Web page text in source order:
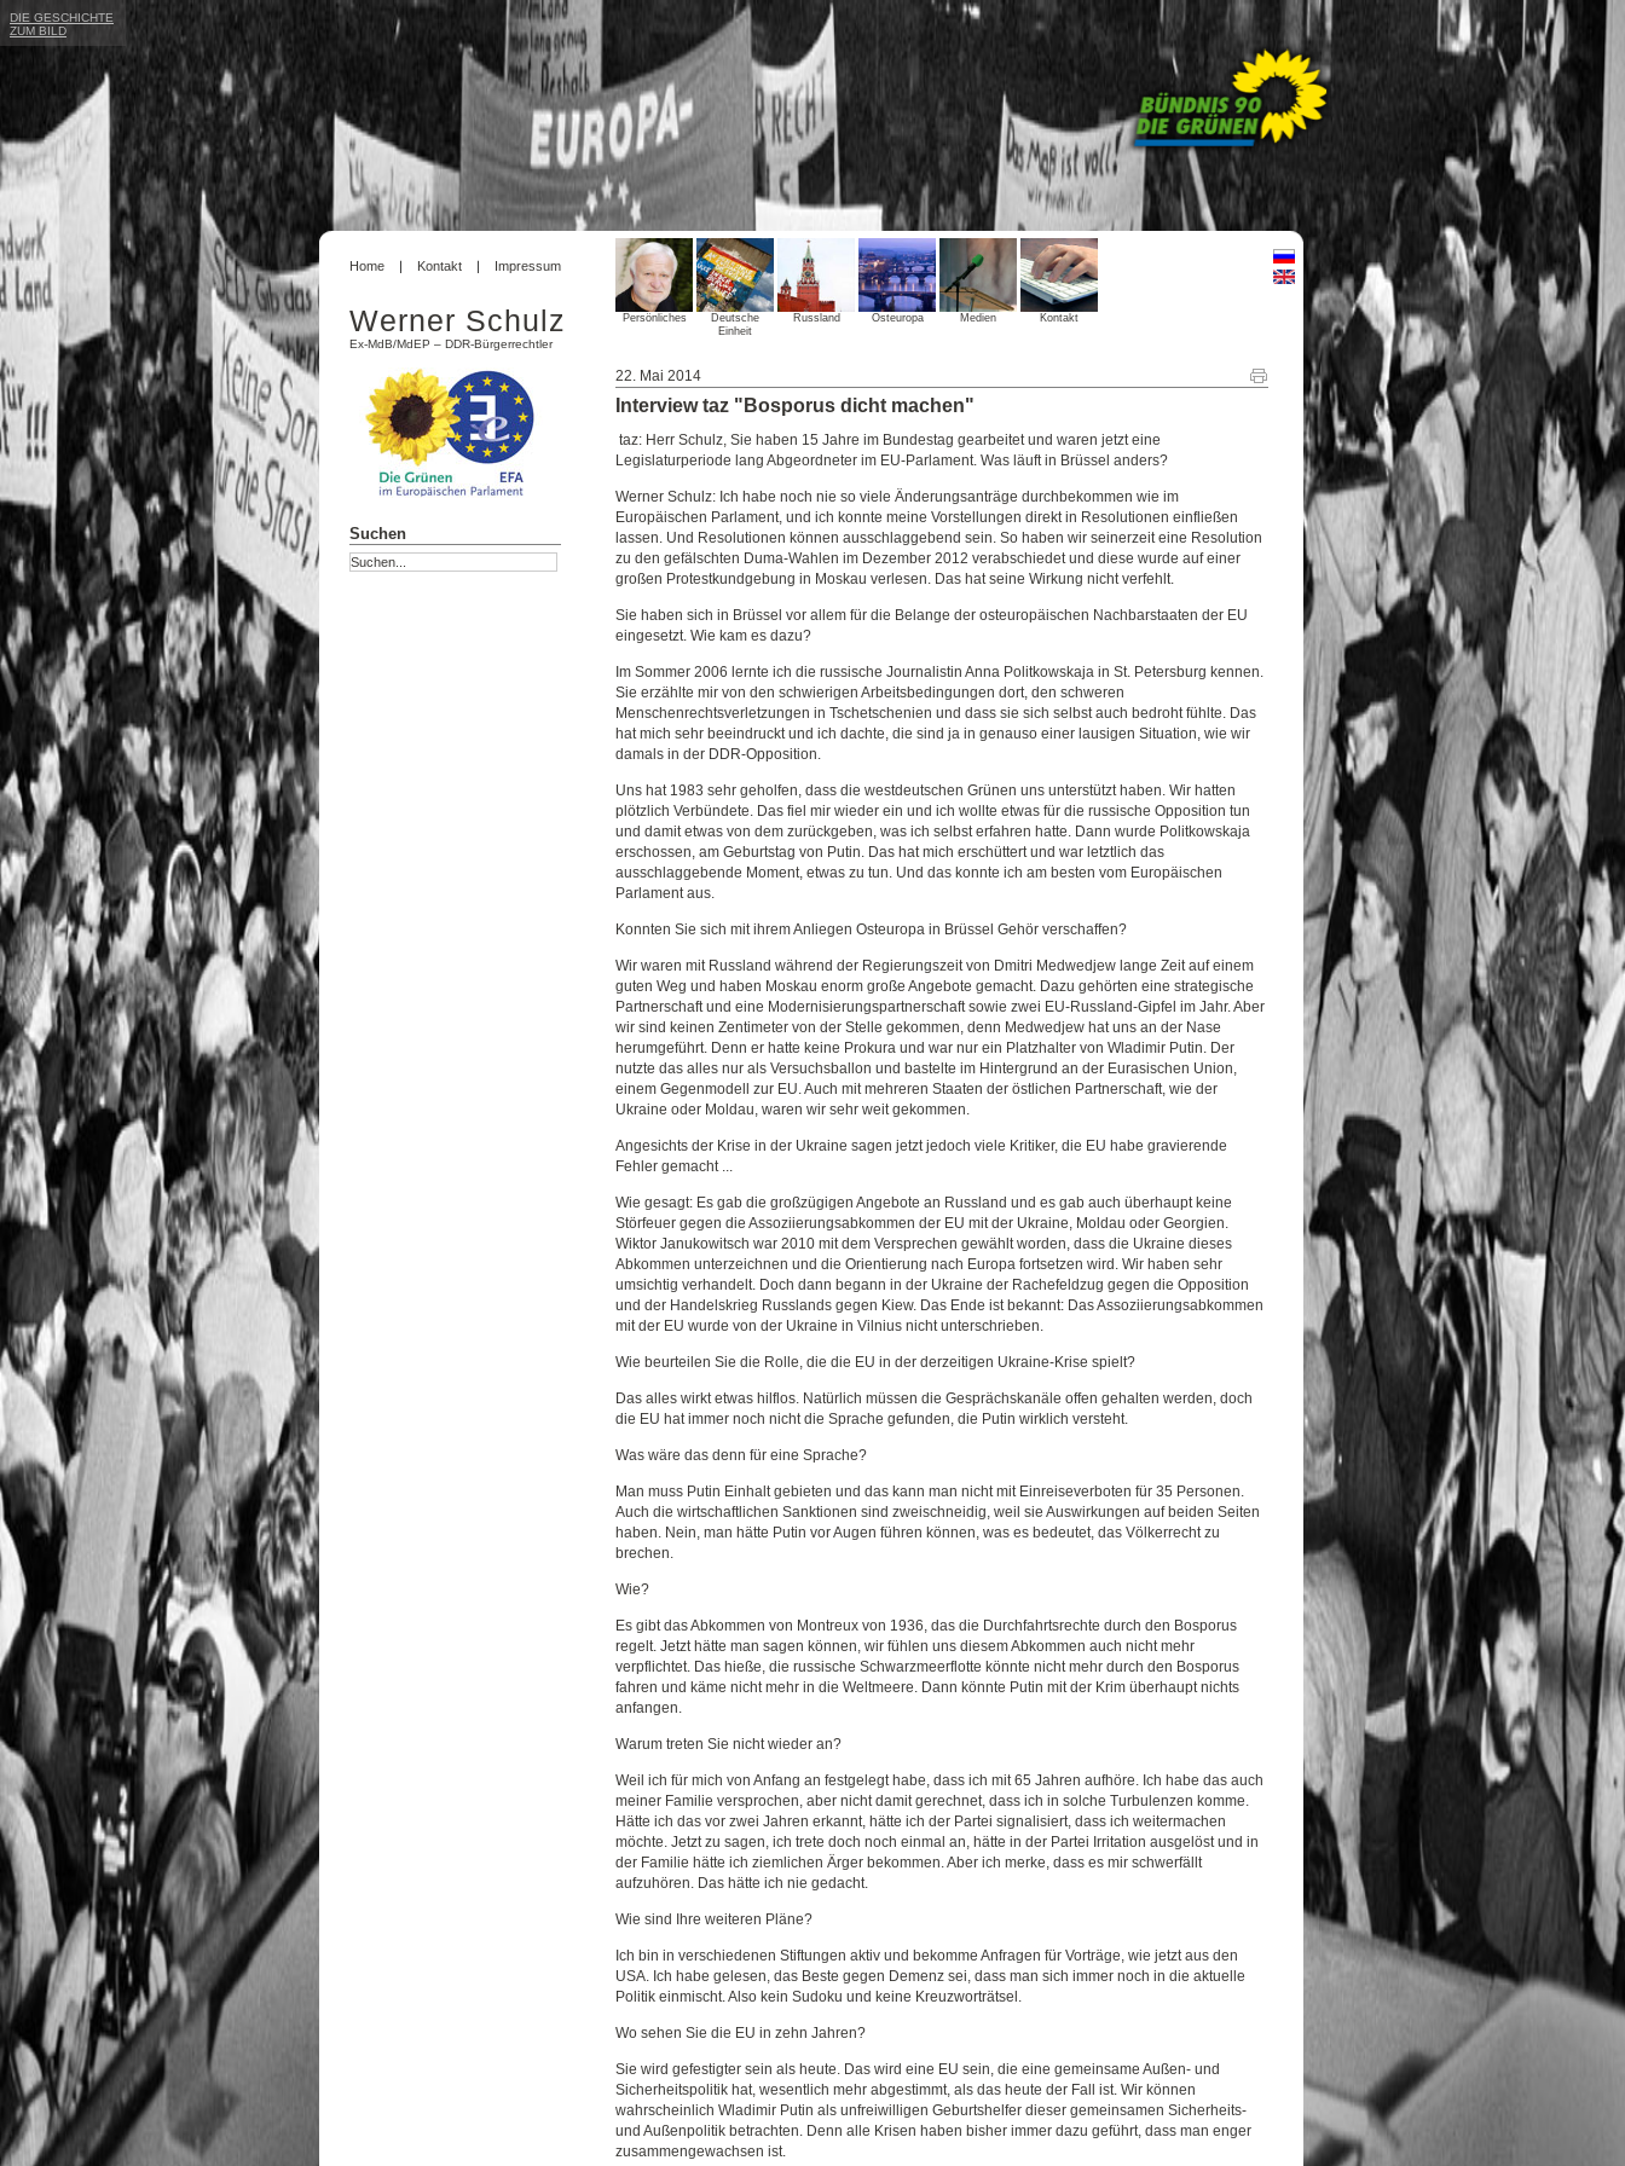
22. Mai 2014
Interview taz "Bosporus dicht machen"
taz: Herr Schulz, Sie haben 15 Jahre im Bundestag gearbeitet und waren jetzt eine
Legislaturperiode lang Abgeordneter im EU-Parlament. Was läuft in Brüssel anders?
Werner Schulz: Ich habe noch nie so viele Änderungsanträge durchbekommen wie im
Europäischen Parlament, und ich konnte meine Vorstellungen direkt in Resolutionen einfließen
lassen. Und Resolutionen können ausschlaggebend sein. So haben wir seinerzeit eine Resolution
zu den gefälschten Duma-Wahlen im Dezember 2012 verabschiedet und diese wurde auf einer
großen Protestkundgebung in Moskau verlesen. Das hat seine Wirkung nicht verfehlt.
Sie haben sich in Brüssel vor allem für die Belange der osteuropäischen Nachbarstaaten der EU
eingesetzt. Wie kam es dazu?
Im Sommer 2006 lernte ich die russische Journalistin Anna Politkowskaja in St. Petersburg kennen.
Sie erzählte mir von den schwierigen Arbeitsbedingungen dort, den schweren
Menschenrechtsverletzungen in Tschetschenien und dass sie sich selbst auch bedroht fühlte. Das
hat mich sehr beeindruckt und ich dachte, die sind ja in genauso einer lausigen Situation, wie wir
damals in der DDR-Opposition.
Uns hat 1983 sehr geholfen, dass die westdeutschen Grünen uns unterstützt haben. Wir hatten
plötzlich Verbündete. Das fiel mir wieder ein und ich wollte etwas für die russische Opposition tun
und damit etwas von dem zurückgeben, was ich selbst erfahren hatte. Dann wurde Politkowskaja
erschossen, am Geburtstag von Putin. Das hat mich erschüttert und war letztlich das
ausschlaggebende Moment, etwas zu tun. Und das konnte ich am besten vom Europäischen
Parlament aus.
Konnten Sie sich mit ihrem Anliegen Osteuropa in Brüssel Gehör verschaffen?
Wir waren mit Russland während der Regierungszeit von Dmitri Medwedjew lange Zeit auf einem
guten Weg und haben Moskau enorm große Angebote gemacht. Dazu gehörten eine strategische
Partnerschaft und eine Modernisierungspartnerschaft sowie zwei EU-Russland-Gipfel im Jahr. Aber
wir sind keinen Zentimeter von der Stelle gekommen, denn Medwedjew hat uns an der Nase
herumgeführt. Denn er hatte keine Prokura und war nur ein Platzhalter von Wladimir Putin. Der
nutzte das alles nur als Versuchsballon und bastelte im Hintergrund an der Eurasischen Union,
einem Gegenmodell zur EU. Auch mit mehreren Staaten der östlichen Partnerschaft, wie der
Ukraine oder Moldau, waren wir sehr weit gekommen.
Angesichts der Krise in der Ukraine sagen jetzt jedoch viele Kritiker, die EU habe gravierende
Fehler gemacht ...
Wie gesagt: Es gab die großzügigen Angebote an Russland und es gab auch überhaupt keine
Störfeuer gegen die Assoziierungsabkommen der EU mit der Ukraine, Moldau oder Georgien.
Wiktor Janukowitsch war 2010 mit dem Versprechen gewählt worden, dass die Ukraine dieses
Abkommen unterzeichnen und die Orientierung nach Europa fortsetzen wird. Wir haben sehr
umsichtig verhandelt. Doch dann begann in der Ukraine der Rachefeldzug gegen die Opposition
und der Handelskrieg Russlands gegen Kiew. Das Ende ist bekannt: Das Assoziierungsabkommen
mit der EU wurde von der Ukraine in Vilnius nicht unterschrieben.
Wie beurteilen Sie die Rolle, die die EU in der derzeitigen Ukraine-Krise spielt?
Das alles wirkt etwas hilflos. Natürlich müssen die Gesprächskanäle offen gehalten werden, doch
die EU hat immer noch nicht die Sprache gefunden, die Putin wirklich versteht.
Was wäre das denn für eine Sprache?
Man muss Putin Einhalt gebieten und das kann man nicht mit Einreiseverboten für 35 Personen.
Auch die wirtschaftlichen Sanktionen sind zweischneidig, weil sie Auswirkungen auf beiden Seiten
haben. Nein, man hätte Putin vor Augen führen können, was es bedeutet, das Völkerrecht zu
brechen.
Wie?
Es gibt das Abkommen von Montreux von 1936, das die Durchfahrtsrechte durch den Bosporus
regelt. Jetzt hätte man sagen können, wir fühlen uns diesem Abkommen auch nicht mehr
verpflichtet. Das hieße, die russische Schwarzmeerflotte könnte nicht mehr durch den Bosporus
fahren und käme nicht mehr in die Weltmeere. Dann könnte Putin mit der Krim überhaupt nichts
anfangen.
Warum treten Sie nicht wieder an?
Weil ich für mich von Anfang an festgelegt habe, dass ich mit 65 Jahren aufhöre. Ich habe das auch
meiner Familie versprochen, aber nicht damit gerechnet, dass ich in solche Turbulenzen komme.
Hätte ich das vor zwei Jahren erkannt, hätte ich der Partei signalisiert, dass ich weitermachen
möchte. Jetzt zu sagen, ich trete doch noch einmal an, hätte in der Partei Irritation ausgelöst und in
der Familie hätte ich ziemlichen Ärger bekommen. Aber ich merke, dass es mir schwerfällt
aufzuhören. Das hätte ich nie gedacht.
Wie sind Ihre weiteren Pläne?
Ich bin in verschiedenen Stiftungen aktiv und bekomme Anfragen für Vorträge, wie jetzt aus den
USA. Ich habe gelesen, das Beste gegen Demenz sei, dass man sich immer noch in die aktuelle
Politik einmischt. Also kein Sudoku und keine Kreuzworträtsel.
Wo sehen Sie die EU in zehn Jahren?
Sie wird gefestigter sein als heute. Das wird eine EU sein, die eine gemeinsame Außen- und
Sicherheitspolitik hat, wesentlich mehr abgestimmt, als das heute der Fall ist. Wir können
wahrscheinlich Wladimir Putin als unfreiwilligen Geburtshelfer dieser gemeinsamen Sicherheits-
und Außenpolitik betrachten. Denn alle Krisen haben bisher immer dazu geführt, dass man enger
zusammengewachsen ist.
Home Kontakt Impressum
Werner Schulz
Ex-MdB/MdEP – DDR-Bürgerrechtler
Suchen
Persönliches
Deutsche
Einheit
Russland Osteuropa Medien Kontakt
DIE GESCHICHTE
ZUM BILD